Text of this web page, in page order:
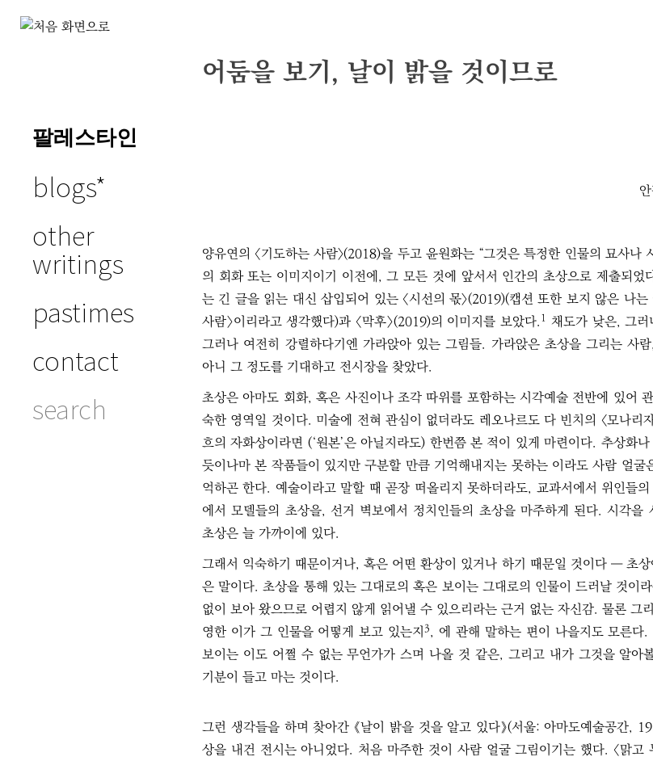
Skip
possible
팔레스타인
blogs
other
writings
pastimes
contact
search
어둠을 보기, 날이 밝을 것이므로
양유연의 〈기도하는 사람〉(2018)을 두고 윤원화는 “그것은 특정한 인물의 묘사나
의 회화 또는 이미지이기 이전에, 그 모든 것에 앞서서 인간의 초상으로 제출되었
는 긴 글을 읽는 대신 삽입되어 있는 〈시선의 몫〉(2019)(캡션 또한 보지 않은 나는
사람〉이리라고 생각했다)과 〈막후〉(2019)의 이미지를 보았다.1 채도가 낮은, 그
그러나 여전히 강렬하다기엔 가라앉아 있는 그림들. 가라앉은 초상을 그리는 사
아니 그 정도를 기대하고 전시장을 찾았다.
초상은 아마도 회화, 혹은 사진이나 조각 따위를 포함하는 시각예술 전반에 있어
숙한 영역일 것이다. 미술에 전혀 관심이 없더라도 레오나르도 다 빈치의 〈모나리
흐의 자화상이라면 (‘원본’은 아닐지라도) 한번쯤 본 적이 있게 마련이다. 추상화
듯이나마 본 작품들이 있지만 구분할 만큼 기억해내지는 못하는 이라도 사람 얼굴
억하곤 한다. 예술이라고 말할 때 곧장 떠올리지 못하더라도, 교과서에서 위인들
에서 모델들의 초상을, 선거 벽보에서 정치인들의 초상을 마주하게 된다. 시각을
초상은 늘 가까이에 있다.
그래서 익숙하기 때문이거나, 혹은 어떤 환상이 있거나 하기 때문일 것이다 ― 초
은 말이다. 초상을 통해 있는 그대로의 혹은 보이는 그대로의 인물이 드러날 것이
없이 보아 왔으므로 어렵지 않게 읽어낼 수 있으리라는 근거 없는 자신감. 물론 그
영한 이가 그 인물을 어떻게 보고 있는지3, 에 관해 말하는 편이 나을지도 모른다
보이는 이도 어쩔 수 없는 무언가가 스며 나올 것 같은, 그리고 내가 그것을 알아
기분이 들고 마는 것이다.
그런 생각들을 하며 찾아간 《날이 밝을 것을 알고 있다》(서울: 아마도예술공간,
상을 내건 전시는 아니었다. 처음 마주한 것이 사람 얼굴 그림이기는 했다. 〈맑고